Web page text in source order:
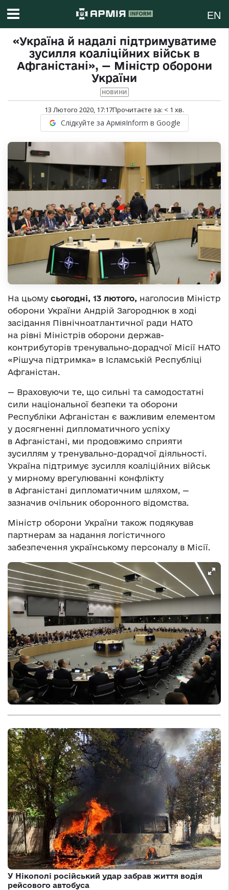
EN
«Україна й надалі підтримуватиме
зусилля коаліційних військ в
Афганістані», — Міністр оборони
України
НОВИНИ
13 Лютого 2020, 17:17Прочитаєте за: < 1 хв.
Слідкуйте за АрміяInform в Google
На цьому сьогодні, 13 лютого, наголосив Міністр
оборони України Андрій Загороднюк в ході
засідання Північноатлантичної ради НАТО
на рівні Міністрів оборони держав-
контрибуторів тренувально-дорадчої Місії НАТО
«Рішуча підтримка» в Ісламській Республіці
Афганістан.
— Враховуючи те, що сильні та самодостатні
сили національної безпеки та оборони
Республіки Афганістан є важливим елементом
у досягненні дипломатичного успіху
в Афганістані, ми продовжимо сприяти
зусиллям у тренувально-дорадчої діяльності.
Україна підтримує зусилля коаліційних військ
у мирному врегулюванні конфлікту
в Афганістані дипломатичним шляхом, —
зазначив очільник оборонного відомства.
Міністр оборони України також подякував
партнерам за надання логістичного
забезпечення українському персоналу в Місії.
У Нікополі російський удар забрав життя водія
рейсового автобуса